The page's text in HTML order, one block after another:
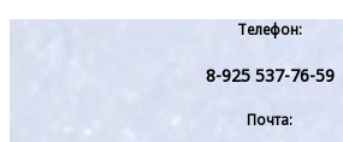
Телефон:
8-925 537-76-59
Почта: